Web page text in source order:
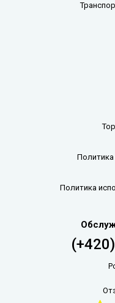
Политика